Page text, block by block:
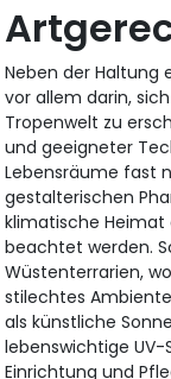
Neben der Haltung
vor allem darin,
Tropenwelt zu
und geeigneter
Lebensräume fast
gestalterischen
klimatische Heimat
beachtet werden.
Wüstenterrarien,
stilechtes
als künstliche
lebenswichtige
Einrichtung und